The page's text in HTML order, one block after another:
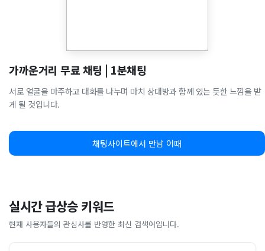
가까운거리 무료 채팅 | 1분채팅
서로 얼굴을 마주하고 대화를 나누며 마치 상대방과 함께 있는 듯한 느낌을 받
게 될 것입니다.
채팅사이트에서 만남 어때
실시간 급상승 키워드
현재 사용자들의 관심사를 반영한 최신 검색어입니다.